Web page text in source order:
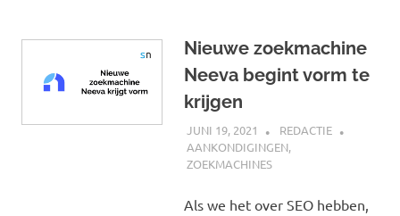
Nieuwe zoekmachine
Neeva begint vorm te
krijgen
JUNI 19, 2021
REDACTIE
AANKONDIGINGEN,
ZOEKMACHINES
Als we het over SEO hebben,